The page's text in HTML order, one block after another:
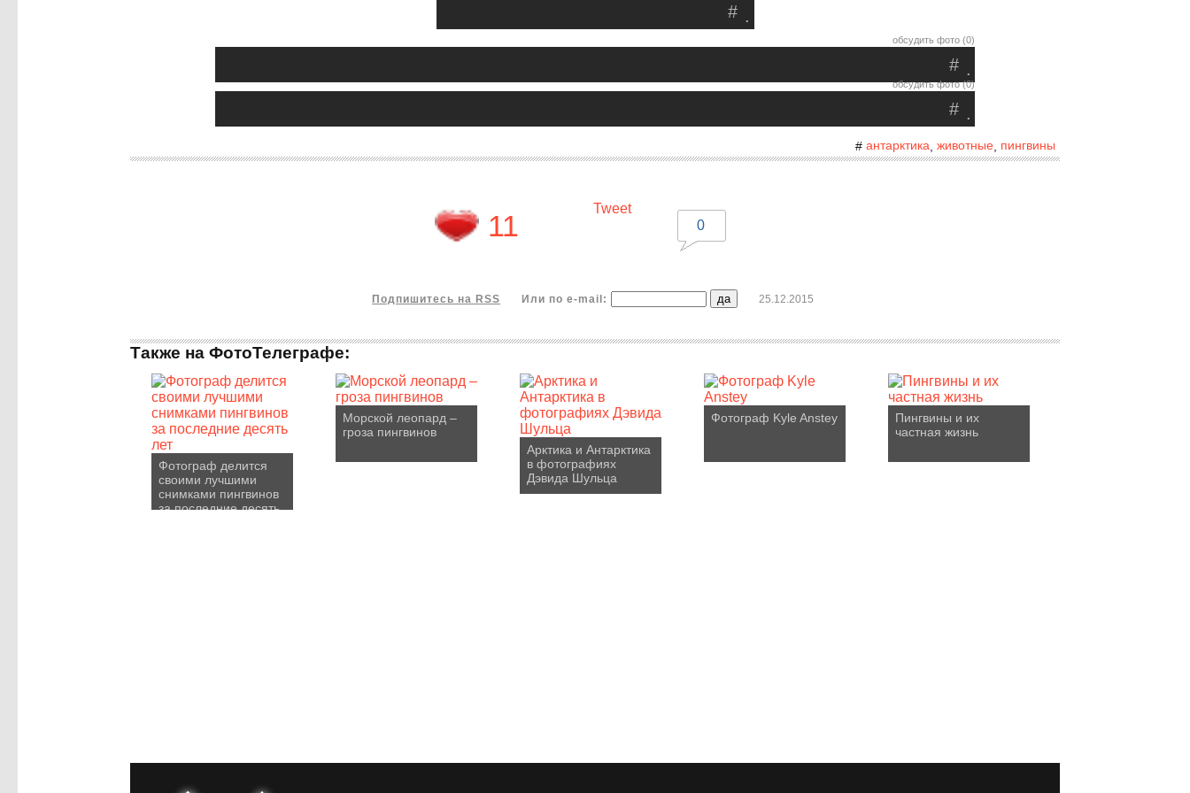
.
#
обсудить фото (0)
.
#
обсудить фото (0)
.
#
# антарктика животные пингвины
11
Tweet
0
Подпишитесь на RSS Или по e-mail: 25.12.2015
Также на ФотоТелеграфе:
Фотограф делится
своими лучшими
снимками пингвинов
за последние десять
Морской леопард –
гроза пингвинов
Арктика и Антарктика
в фотографиях
Дэвида Шульца
Фотограф Kyle Anstey
Пингвины и их
частная жизнь